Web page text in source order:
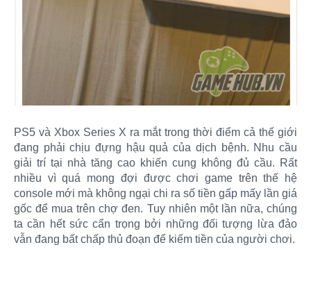
PS5 và Xbox Series X ra mắt trong thời điểm cả thế giới
đang phải chịu đựng hậu quả của dịch bệnh. Nhu cầu
giải trí tại nhà tăng cao khiến cung không đủ cầu. Rất
nhiều vì quá mong đợi được chơi game trên thế hệ
console mới mà không ngại chi ra số tiền gấp mấy lần giá
gốc để mua trên chợ đen. Tuy nhiên một lần nữa, chúng
ta cần hết sức cẩn trọng bởi những đối tượng lừa đảo
vẫn đang bất chấp thủ đoạn để kiếm tiền của người chơi.​